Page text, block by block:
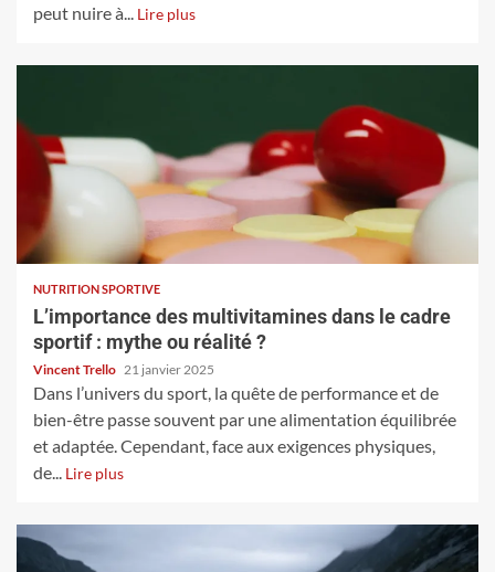
peut nuire à... Lire plus
NUTRITION SPORTIVE
L’importance des multivitamines dans le cadre
sportif : mythe ou réalité ?
Vincent Trello 21 janvier 2025
Dans l’univers du sport, la quête de performance et de
bien-être passe souvent par une alimentation équilibrée
et adaptée. Cependant, face aux exigences physiques,
de... Lire plus